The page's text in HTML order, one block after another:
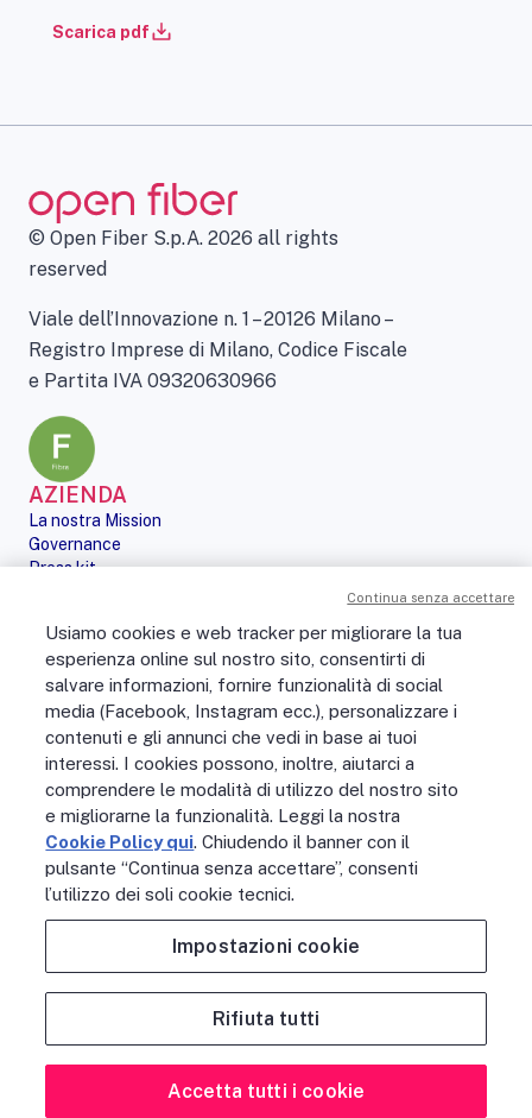
Scarica pdf
© Open Fiber S.p.A. 2026 all rights
reserved
Viale dell’Innovazione n. 1 – 20126 Milano –
Registro Imprese di Milano, Codice Fiscale
e Partita IVA 09320630966
AZIENDA
La nostra Mission
Governance
Press kit
Digital Services Act
PERSONE
No Fibra? No Party!
Posizioni aperte
La vita in Open Fiber
Lavora con noi
La nostra cultura
MONDO OPEN FIBER
Supporto
Assistenza scavi
Open Fiber Network Solutions
Area Riservata Operatori
SITEMAP
Usiamo cookies e web tracker per migliorare la tua
esperienza online sul nostro sito, consentirti di
salvare informazioni, fornire funzionalità di social
media (Facebook, Instagram ecc.), personalizzare i
contenuti e gli annunci che vedi in base ai tuoi
interessi. I cookies possono, inoltre, aiutarci a
comprendere le modalità di utilizzo del nostro sito
e migliorarne la funzionalità. Leggi la nostra
Cookie Policy qui. Chiudendo il banner con il
pulsante “Continua senza accettare”, consenti
l’utilizzo dei soli cookie tecnici.
Impostazioni cookie
Rifiuta tutti
Accetta tutti i cookie
Continua senza accettare